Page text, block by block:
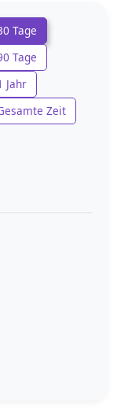
Tage
Tage
Jahr
Zeit